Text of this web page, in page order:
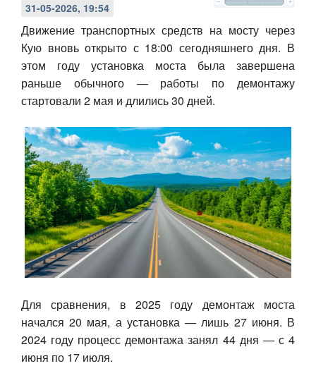
Культура
Медиа
Авто
Спорт
Контакты
31-05-2026, 19:54
Движение транспортных средств на мосту через
Кую вновь открыто с 18:00 сегодняшнего дня. В
этом году установка моста была завершена
раньше обычного — работы по демонтажу
стартовали 2 мая и длились 30 дней.
Для сравнения, в 2025 году демонтаж моста
начался 20 мая, а установка — лишь 27 июня. В
2024 году процесс демонтажа занял 44 дня — с 4
июня по 17 июля.